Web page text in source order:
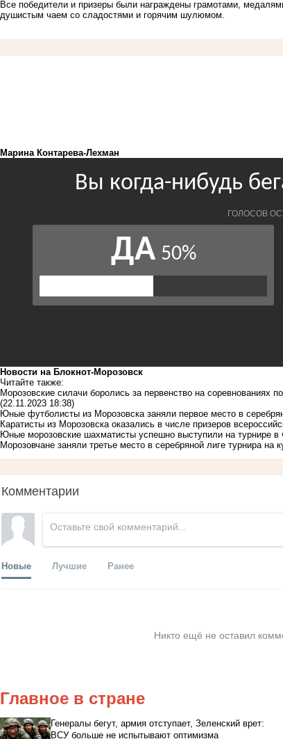
Все победители и призеры были награждены грамотами,
душистым чаем со сладостями и горячим шулюмом.
Марина Контарева-Лехман
Новости на Блoкнoт-Морозовск
Читайте также:
Морозовские силачи боролись за первенство на
(22.11.2023 18:38)
Юные футболисты из Морозовска заняли первое место в
Каратисты из Морозовска оказались в числе призеров
Юные морозовские шахматисты успешно выступили на турнире
Морозовчане заняли третье место в серебряной лиге турнира на
Комментарии
Новые Лучшие Ранее
Никто ещё не оставил
Главное в стране
Генералы бегут, армия отступает, Зеленский врет:
ВСУ больше не испытывают оптимизма